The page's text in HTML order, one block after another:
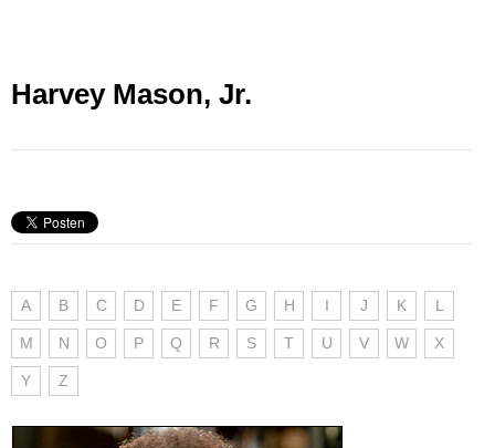
Harvey Mason, Jr.
A B C D E F G H I J K L
M N O P Q R S T U V W X
Y Z